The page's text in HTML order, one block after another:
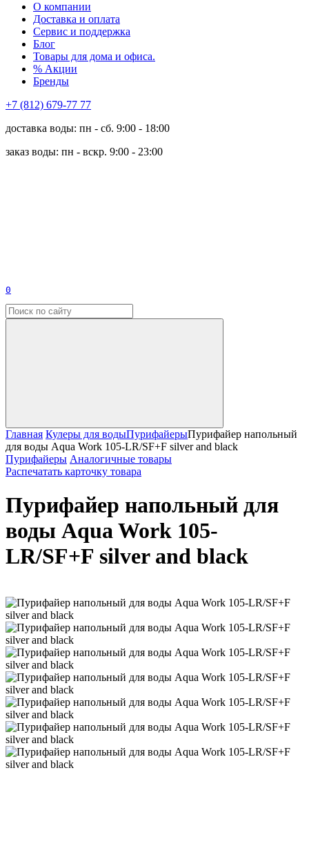
О компании
Доставка и оплата
Сервис и поддержка
Блог
Товары для дома и офиса.
% Акции
Бренды
+7 (812) 679-77 77
доставка воды: пн - сб. 9:00 - 18:00
заказ воды: пн - вскр. 9:00 - 23:00
0
Главная Кулеры для водыПурифайерыПурифайер напольный
для воды Aqua Work 105-LR/SF+F silver and black
Пурифайеры Аналогичные товары
Распечатать карточку товара
Пурифайер напольный для
воды Aqua Work 105-
LR/SF+F silver and black